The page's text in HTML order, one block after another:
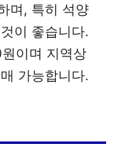
며, 특히 석양
이 좋습니다.
이며 지역상
가능합니다.